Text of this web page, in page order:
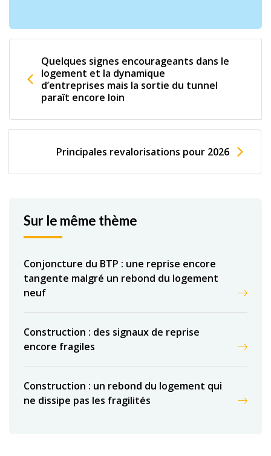
Quelques signes encourageants dans le
logement et la dynamique
d’entreprises mais la sortie du tunnel
paraît encore loin
Principales revalorisations pour 2026
Sur le même thème
Conjoncture du BTP : une reprise encore
tangente malgré un rebond du logement
neuf
Construction : des signaux de reprise
encore fragiles
Construction : un rebond du logement qui
ne dissipe pas les fragilités